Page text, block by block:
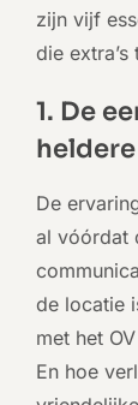
zijn vijf
die
1. De
De
al vóórdat
de locatie
met het
En hoe